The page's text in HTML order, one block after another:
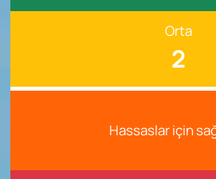
Orta
2
Hassaslar için